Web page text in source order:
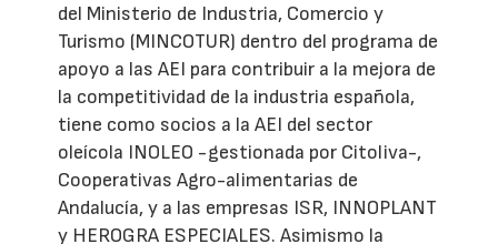
del Ministerio de Industria, Comercio y
Turismo (MINCOTUR) dentro del programa de
apoyo a las AEI para contribuir a la mejora de
la competitividad de la industria española,
tiene como socios a la AEI del sector
oleícola INOLEO -gestionada por Citoliva-,
Cooperativas Agro-alimentarias de
Andalucía, y a las empresas ISR, INNOPLANT
y HEROGRA ESPECIALES. Asimismo la